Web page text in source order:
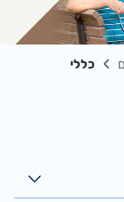
כללי